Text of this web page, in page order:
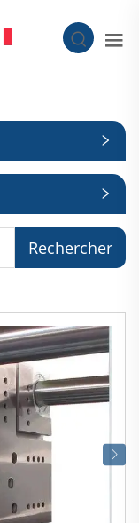
Rechercher